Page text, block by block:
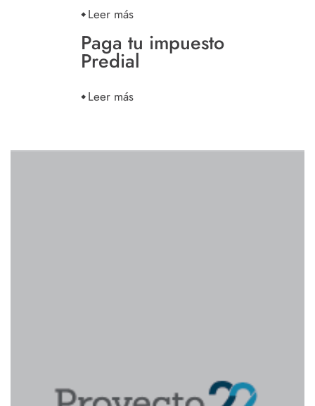
Leer más
Paga tu impuesto
Predial
Leer más